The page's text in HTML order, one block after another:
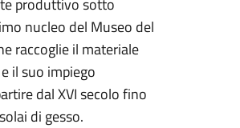
produttivo sotto
nucleo del Museo del
raccoglie il materiale
il suo impiego
dal XVI secolo fino
di gesso.